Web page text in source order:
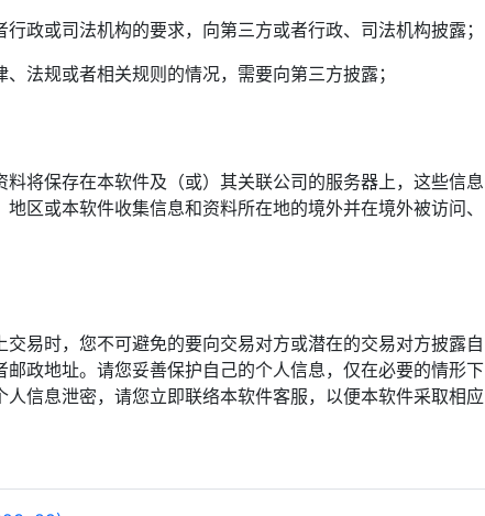
政或司法机构的要求，向第三方或者行政、司法机构披露；
法规或者相关规则的情况，需要向第三方披露；
将保存在本软件及（或）其关联公司的服务器上，这些信息
区或本软件收集信息和资料所在地的境外并在境外被访问、
易时，您不可避免的要向交易对方或潜在的交易对方披露自
邮政地址。请您妥善保护自己的个人信息，仅在必要的情形下
信息泄密，请您立即联络本软件客服，以便本软件采取相应